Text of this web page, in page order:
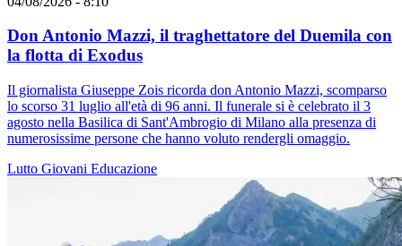
Don Antonio Mazzi, il traghettatore del Duemila con
la flotta di Exodus
Il giornalista Giuseppe Zois ricorda don Antonio Mazzi, scomparso
lo scorso 31 luglio all'età di 96 anni. Il funerale si è celebrato il 3
agosto nella Basilica di Sant'Ambrogio di Milano alla presenza di
numerosissime persone che hanno voluto rendergli omaggio.
Lutto Giovani Educazione